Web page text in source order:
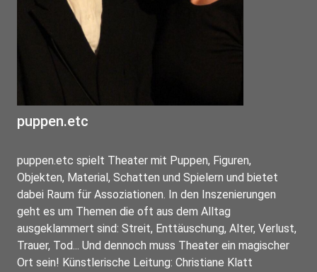
puppen.etc
puppen.etc spielt Theater mit Puppen, Figuren,
Objekten, Material, Schatten und Spielern und bietet
dabei Raum für Assoziationen. In den Inszenierungen
geht es um Themen die oft aus dem Alltag
ausgeklammert sind: Streit, Enttäuschung, Alter, Verlust,
Trauer, Tod... Und dennoch muss Theater ein magischer
Ort sein! Künstlerische Leitung: Christiane Klatt